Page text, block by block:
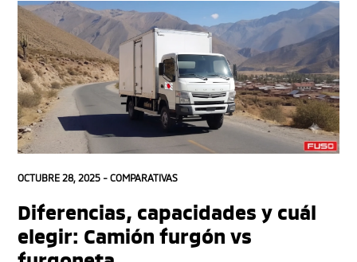
OCTUBRE 28, 2025 - COMPARATIVAS
Diferencias, capacidades y cuál
elegir: Camión furgón vs